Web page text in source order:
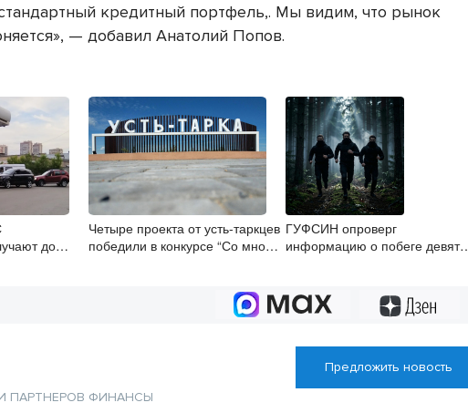
кредитный портфель,. Мы видим, что рынок
— добавил Анатолий Попов.
до
Четыре проекта от усть-таркцев
победили в конкурсе “Со мной
ГУФСИН опроверг
информацию о побеге девяти
Предложить новость
ПАРТНЕРОВ ФИНАНСЫ